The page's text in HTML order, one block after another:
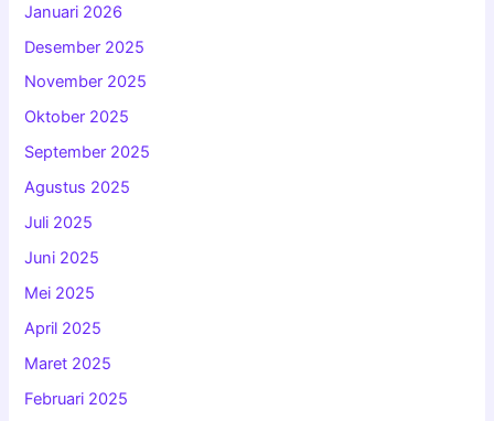
Januari 2026
Desember 2025
November 2025
Oktober 2025
September 2025
Agustus 2025
Juli 2025
Juni 2025
Mei 2025
April 2025
Maret 2025
Februari 2025